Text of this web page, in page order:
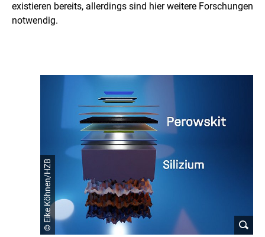
r
existieren bereits, allerdings sind hier weitere Forschungen
notwendig.
© Eike Köhnen/HZB